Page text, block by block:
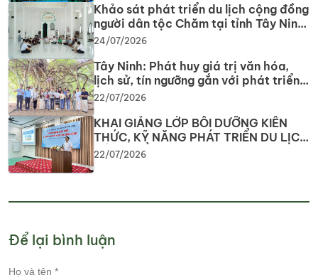
Khảo sát phát triển du lịch cộng đồng
người dân tộc Chăm tại tỉnh Tây Ninh
năm 2026
24/07/2026
Tây Ninh: Phát huy giá trị văn hóa,
lịch sử, tín ngưỡng gắn với phát triển
du lịch
22/07/2026
KHAI GIẢNG LỚP BỒI DƯỠNG KIẾN
THỨC, KỸ NĂNG PHÁT TRIỂN DU LỊCH
CỘNG ĐỒNG Nâng cao năng lực
22/07/2026
Để lại bình luận